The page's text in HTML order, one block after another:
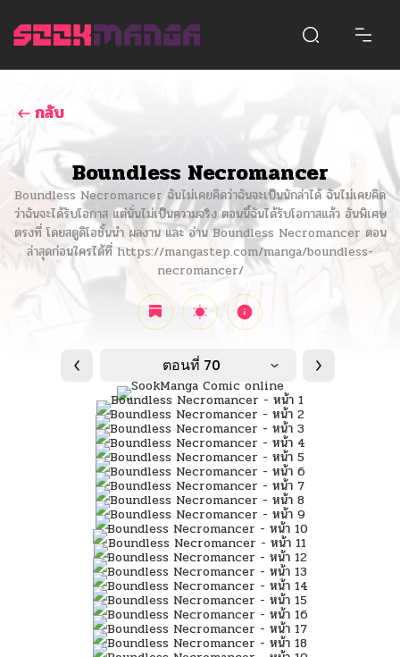
กลับ
Boundless Necromancer
Boundless Necromancer ฉันไม่เคยคิดว่าฉันจะเป็นนักล่าได้ ฉันไม่เคยคิด
ว่าฉันจะได้รับโอกาส แต่นั่นไม่เป็นความจริง ตอนนี้ฉันได้รับโอกาสแล้ว อันพิเศษ
ตรงที่ โดยสตูดิโอชั้นนำ ผลงาน และ อ่าน Boundless Necromancer ตอน
ล่าสุดก่อนใครได้ที่ https://mangastep.com/manga/boundless-
necromancer/
ตอนที่ 70